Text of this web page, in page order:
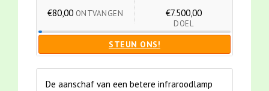
€80,00 ONTVANGEN €7.500,00
DOEL
STEUN ONS!
De aanschaf van een betere infraroodlamp